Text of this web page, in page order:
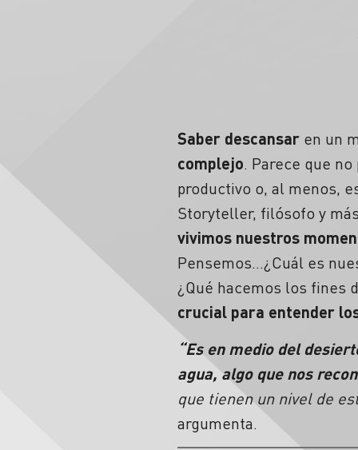
Saber descansar en un
complejo. Parece que
productivo o, al menos,
Storyteller, filósofo y
vivimos nuestros
Pensemos…¿Cuál es
¿Qué hacemos los fines
crucial para entender
“Es en medio del
agua, algo que nos
que tienen un nivel de
argumenta.